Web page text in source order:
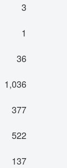
3
1
36
1,036
377
522
137